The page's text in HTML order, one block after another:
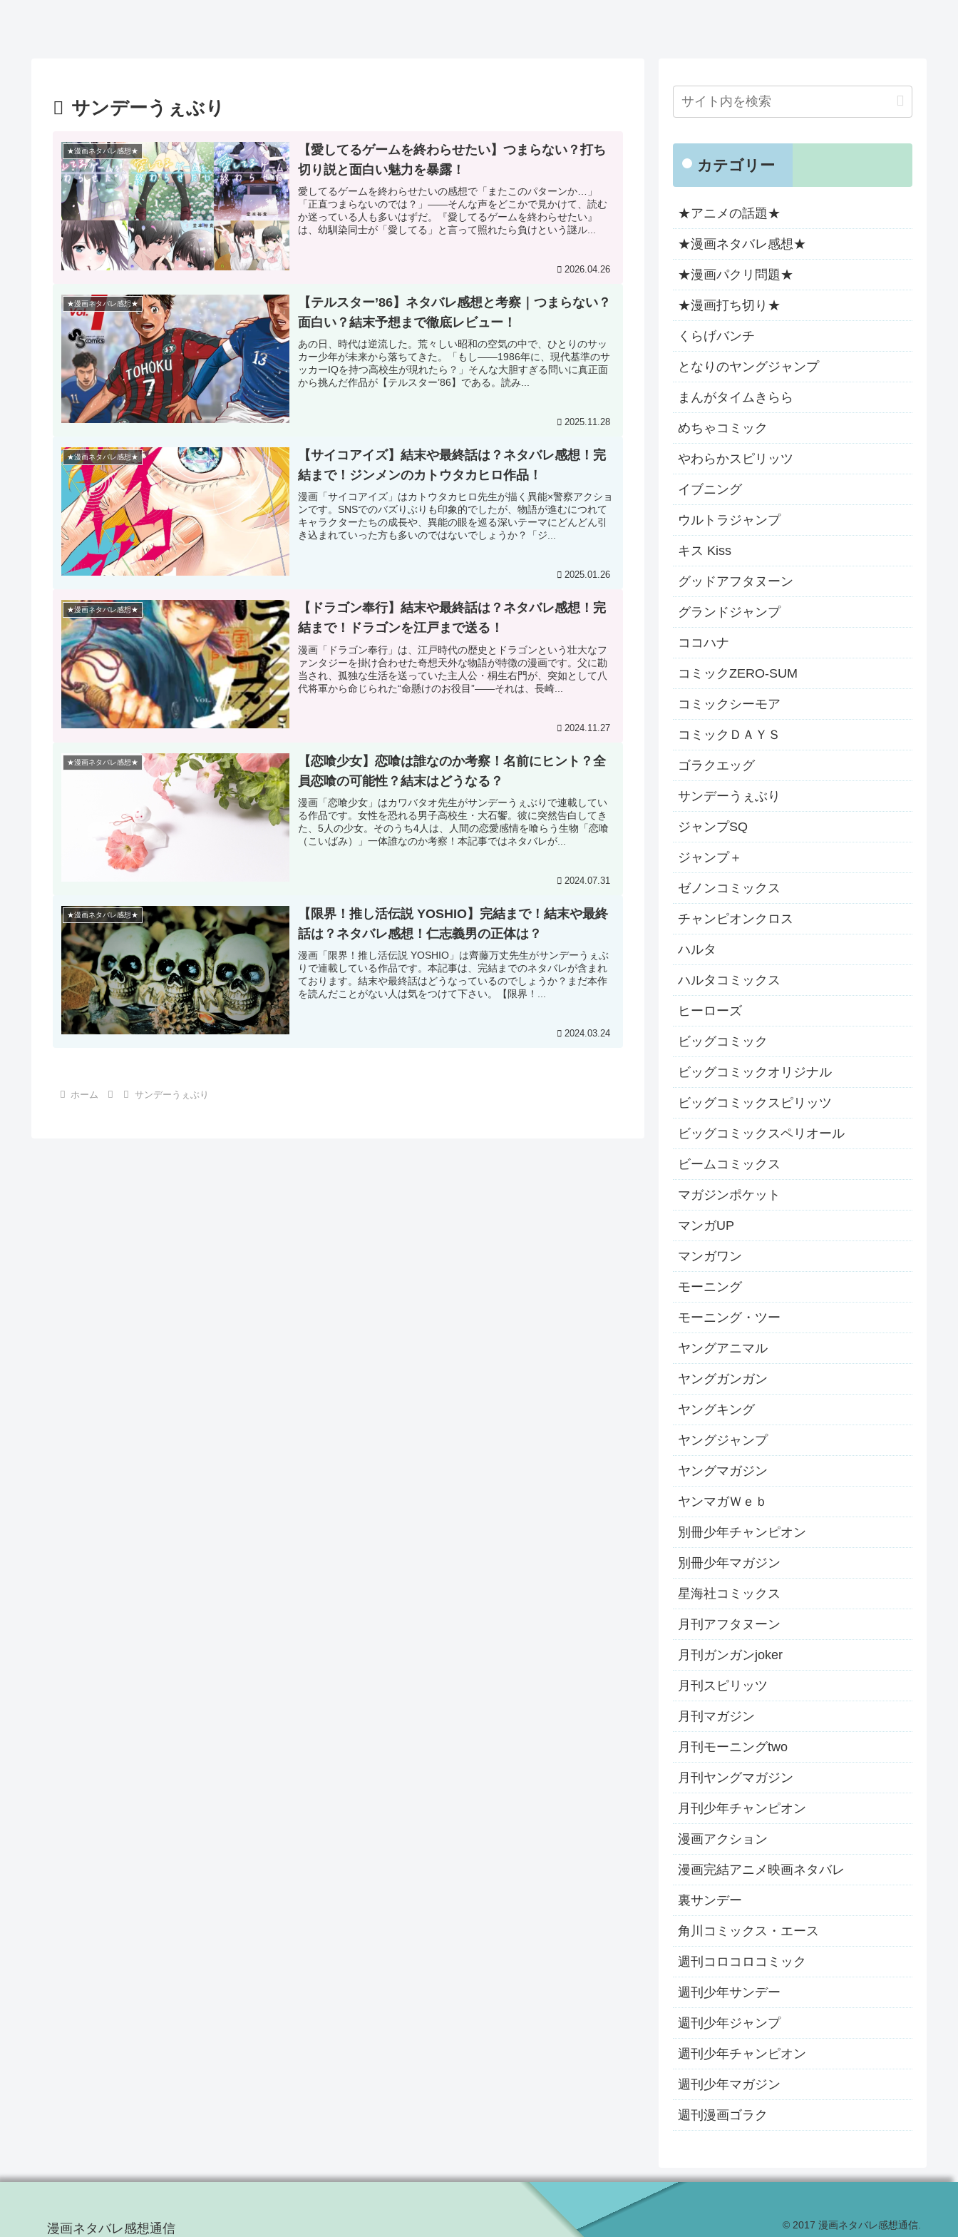
サンデーうぇぶり
★漫画ネタバレ感想★
【愛してるゲームを終わらせたい】つまらない？打ち
切り説と面白い魅力を暴露！
愛してるゲームを終わらせたいの感想で「またこのパターンか…」
「正直つまらないのでは？」——そんな声をどこかで見かけて、読む
か迷っている人も多いはずだ。『愛してるゲームを終わらせたい』
は、幼馴染同士が「愛してる」と言って照れたら負けという謎ル...
2026.04.26
★漫画ネタバレ感想★
【テルスター’86】ネタバレ感想と考察｜つまらない？
面白い？結末予想まで徹底レビュー！
あの日、時代は逆流した。荒々しい昭和の空気の中で、ひとりのサッ
カー少年が未来から落ちてきた。「もし——1986年に、現代基準のサ
ッカーIQを持つ高校生が現れたら？」そんな大胆すぎる問いに真正面
から挑んだ作品が【テルスター’86】である。読み...
2025.11.28
★漫画ネタバレ感想★
【サイコアイズ】結末や最終話は？ネタバレ感想！完
結まで！ジンメンのカトウタカヒロ作品！
漫画「サイコアイズ」はカトウタカヒロ先生が描く異能×警察アクショ
ンです。SNSでのバズりぶりも印象的でしたが、物語が進むにつれて
キャラクターたちの成長や、異能の眼を巡る深いテーマにどんどん引
き込まれていった方も多いのではないでしょうか？「ジ...
2025.01.26
★漫画ネタバレ感想★
【ドラゴン奉行】結末や最終話は？ネタバレ感想！完
結まで！ドラゴンを江戸まで送る！
漫画「ドラゴン奉行」は、江戸時代の歴史とドラゴンという壮大なフ
ァンタジーを掛け合わせた奇想天外な物語が特徴の漫画です。父に勘
当され、孤独な生活を送っていた主人公・桐生右門が、突如として八
代将軍から命じられた“命懸けのお役目”――それは、長崎...
2024.11.27
★漫画ネタバレ感想★
【恋喰少女】恋喰は誰なのか考察！名前にヒント？全
員恋喰の可能性？結末はどうなる？
漫画「恋喰少女」はカワバタオ先生がサンデーうぇぶりで連載してい
る作品です。女性を恐れる男子高校生・大石饗。彼に突然告白してき
た、5人の少女。そのうち4人は、人間の恋愛感情を喰らう生物「恋喰
（こいばみ）」一体誰なのか考察！本記事ではネタバレが...
2024.07.31
★漫画ネタバレ感想★
【限界！推し活伝説 YOSHIO】完結まで！結末や最終
話は？ネタバレ感想！仁志義男の正体は？
漫画「限界！推し活伝説 YOSHIO」は齊藤万丈先生がサンデーうぇぶ
りで連載している作品です。本記事は、完結までのネタバレが含まれ
ております。結末や最終話はどうなっているのでしょうか？まだ本作
を読んだことがない人は気をつけて下さい。【限界！...
2024.03.24
ホーム サンデーうぇぶり
カテゴリー
★アニメの話題★
★漫画ネタバレ感想★
★漫画パクリ問題★
★漫画打ち切り★
くらげバンチ
となりのヤングジャンプ
まんがタイムきらら
めちゃコミック
やわらかスピリッツ
イブニング
ウルトラジャンプ
キス Kiss
グッドアフタヌーン
グランドジャンプ
ココハナ
コミックZERO-SUM
コミックシーモア
コミックＤＡＹＳ
ゴラクエッグ
サンデーうぇぶり
ジャンプSQ
ジャンプ＋
ゼノンコミックス
チャンピオンクロス
ハルタ
ハルタコミックス
ヒーローズ
ビッグコミック
ビッグコミックオリジナル
ビッグコミックスピリッツ
ビッグコミックスペリオール
ビームコミックス
マガジンポケット
マンガUP
マンガワン
モーニング
モーニング・ツー
ヤングアニマル
ヤングガンガン
ヤングキング
ヤングジャンプ
ヤングマガジン
ヤンマガＷｅｂ
別冊少年チャンピオン
別冊少年マガジン
星海社コミックス
月刊アフタヌーン
月刊ガンガンjoker
月刊スピリッツ
月刊マガジン
月刊モーニングtwo
月刊ヤングマガジン
月刊少年チャンピオン
漫画アクション
漫画完結アニメ映画ネタバレ
裏サンデー
角川コミックス・エース
週刊コロコロコミック
週刊少年サンデー
週刊少年ジャンプ
週刊少年チャンピオン
週刊少年マガジン
週刊漫画ゴラク
漫画ネタバレ感想通信 © 2017 漫画ネタバレ感想通信.